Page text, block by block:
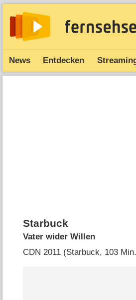
News Entdecken
Starbuck
Vater wider Willen
CDN 2011 (Starbuck‎, 103